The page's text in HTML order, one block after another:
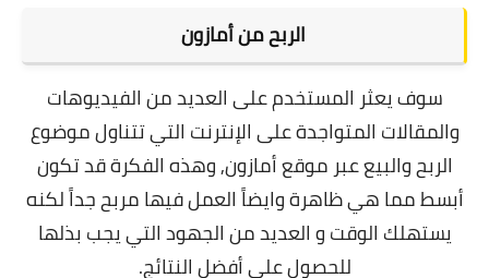
الربح من أمازون
سوف يعثر المستخدم على العديد من الفيديوهات
والمقالات المتواجدة على الإنترنت التي تتناول موضوع
الربح والبيع عبر موقع أمازون, وهذه الفكرة قد تكون
أبسط مما هي ظاهرة وايضاً العمل فيها مربح جداً لكنه
يستهلك الوقت و العديد من الجهود التي يجب بذلها
للحصول على أفضل النتائج.